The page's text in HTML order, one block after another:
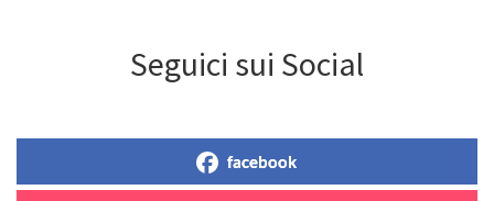
Seguici sui Social
facebook